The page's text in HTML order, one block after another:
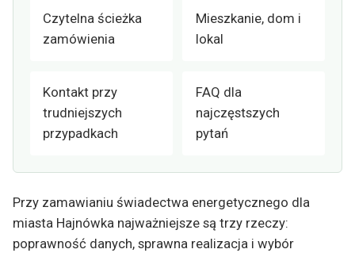
Czytelna ścieżka
zamówienia
Mieszkanie, dom i
lokal
Kontakt przy
trudniejszych
przypadkach
FAQ dla
najczęstszych
pytań
Przy zamawianiu świadectwa energetycznego dla
miasta Hajnówka najważniejsze są trzy rzeczy:
poprawność danych, sprawna realizacja i wybór